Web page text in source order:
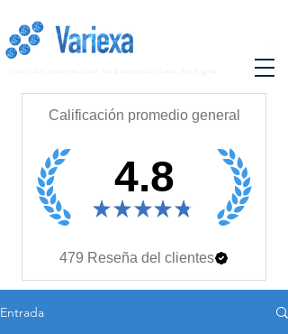
Calificación promedio general
4.8
★ ★ ★ ★ ★
479 Reseña del clientes
Entrada